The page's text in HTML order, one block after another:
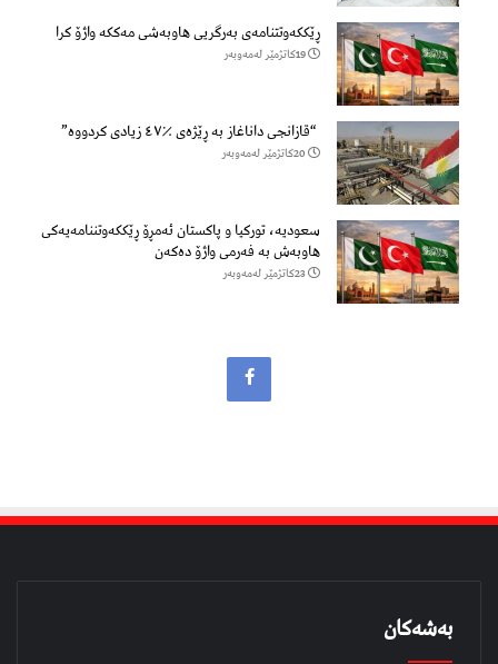
ڕێککەوتتنامەی بەرگریی هاوبەشی مەککە واژۆ کرا
19كاتژمێر لەمەوبەر
“قازانجی داناغاز بە ڕێژەی ٪٤٧ زیادی کردووە”
20كاتژمێر لەمەوبەر
سعودیە، تورکیا و پاکستان ئەمڕۆ ڕێککەوتننامەیەکی
هاوبەش بە فەرمی واژۆ دەکەن
23كاتژمێر لەمەوبەر
بەشەکان